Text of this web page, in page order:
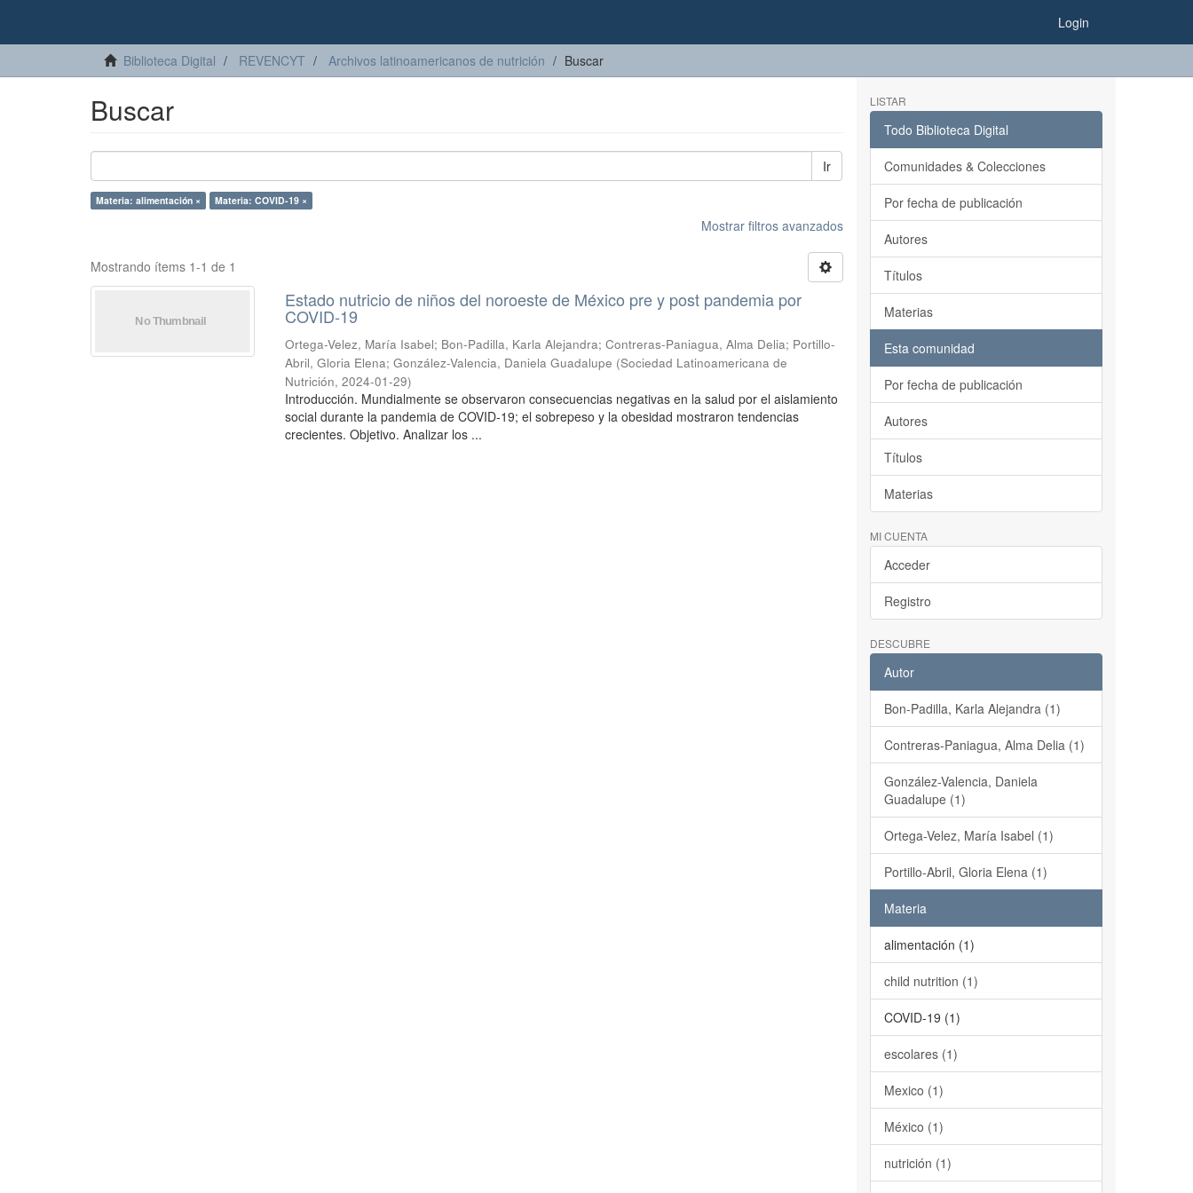
Login
Biblioteca Digital REVENCYT Archivos latinoamericanos de nutrición Buscar
Buscar
Ir
Materia: alimentación × Materia: COVID-19 ×
Mostrar filtros avanzados
Mostrando ítems 1-1 de 1
Estado nutricio de niños del noroeste de México pre y post pandemia por
COVID-19
Ortega-Velez, María Isabel; Bon-Padilla, Karla Alejandra;Contreras-Paniagua, Alma Delia; Portillo-
Abril, Gloria Elena;González-Valencia, Daniela Guadalupe (Sociedad Latinoamericana de
Nutrición,2024-01-29)
Introducción. Mundialmente se observaron consecuencias negativas en la salud por el aislamiento
social durante la pandemia de COVID-19; el sobrepeso y la obesidad mostraron tendencias
crecientes. Objetivo. Analizar los ...
LISTAR
Todo Biblioteca Digital
Comunidades & Colecciones
Por fecha de publicación
Autores
Títulos
Materias
Esta comunidad
Por fecha de publicación
Autores
Títulos
Materias
MI CUENTA
Acceder
Registro
DESCUBRE
Autor
Bon-Padilla, Karla Alejandra (1)
Contreras-Paniagua, Alma Delia (1)
González-Valencia, Daniela
Guadalupe (1)
Ortega-Velez, María Isabel (1)
Portillo-Abril, Gloria Elena (1)
Materia
alimentación (1)
child nutrition (1)
COVID-19 (1)
escolares (1)
Mexico (1)
México (1)
nutrición (1)